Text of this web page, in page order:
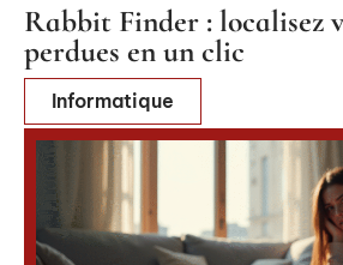
Rabbit Finder : localisez
perdues en un clic
Informatique